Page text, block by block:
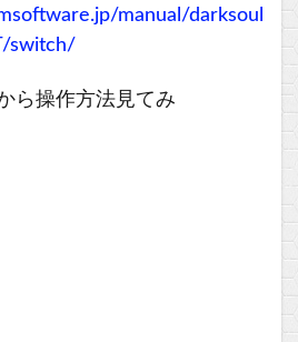
manual/darksoul
switch/
ら操作方法見てみ